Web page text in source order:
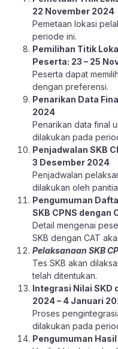
22 November 2024
Pemetaan lokasi
periode ini.
Pemilihan Titik
Peserta: 23 – 25
Peserta dapat
dengan preferensi.
Penarikan Data
2024
Penarikan data final
dilakukan pada
Penjadwalan SKB
3 Desember 2024
Penjadwalan
dilakukan oleh
Pengumuman
SKB CPNS dengan
Detail mengenai
SKB dengan CAT
Pelaksanaan SKB
Tes SKB akan
telah ditentukan.
Integrasi Nilai SKD
2024 – 4 Januari
Proses
dilakukan pada
Pengumuman Hasil